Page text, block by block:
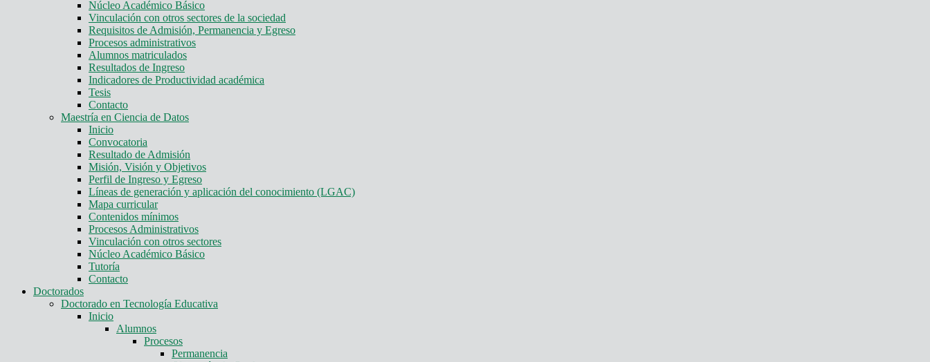
Núcleo Académico Básico
Vinculación con otros sectores de la sociedad
Requisitos de Admisión, Permanencia y Egreso
Procesos administrativos
Alumnos matriculados
Resultados de Ingreso
Indicadores de Productividad académica
Tesis
Contacto
Maestría en Ciencia de Datos
Inicio
Convocatoria
Resultado de Admisión
Misión, Visión y Objetivos
Perfil de Ingreso y Egreso
Líneas de generación y aplicación del conocimiento (LGAC)
Mapa curricular
Contenidos mínimos
Procesos Administrativos
Vinculación con otros sectores
Núcleo Académico Básico
Tutoría
Contacto
Doctorados
Doctorado en Tecnología Educativa
Inicio
Alumnos
Procesos
Permanencia